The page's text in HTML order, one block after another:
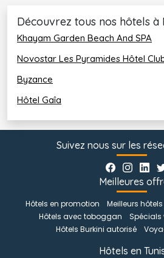
Découvrez tous nos hôtels à
Khayam Garden Beach And SPA
Novostar Les Pyramides Hôtel
Byzance
Hôtel Gaîa
Suivez nous sur les
Meilleures
Hôtels en promotion Meilleurs hôtels
Hôtels avec toboggan
Hôtels Burkini autorisé
Hôtels en